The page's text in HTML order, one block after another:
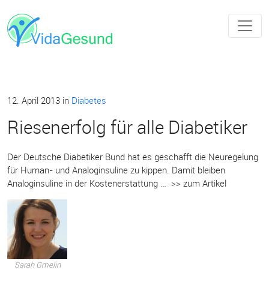
12. April 2013 in Diabetes
Riesenerfolg für alle Diabetiker
Der Deutsche Diabetiker Bund hat es geschafft die Neuregelung
für Human- und Analoginsuline zu kippen. Damit bleiben
Analoginsuline in der Kostenerstattung … >> zum Artikel
Sarah Gmelin